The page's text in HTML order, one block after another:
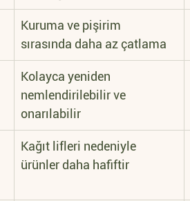
Kuruma ve pişirim
sırasında daha az çatlama
Kolayca yeniden
nemlendirilebilir ve
onarılabilir
Kağıt lifleri nedeniyle
ürünler daha hafiftir